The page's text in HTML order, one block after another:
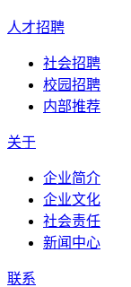
人才招聘
社会招聘
校园招聘
内部推荐
关于
企业简介
企业文化
社会责任
新闻中心
联系